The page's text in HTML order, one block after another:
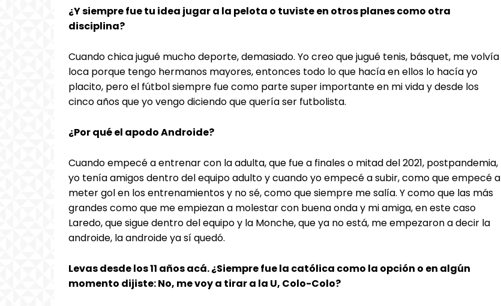
¿Y siempre fue tu idea jugar a la pelota o tuviste en otros planes como otra
disciplina?
Cuando chica jugué mucho deporte, demasiado. Yo creo que jugué tenis, básquet, me volvía
loca porque tengo hermanos mayores, entonces todo lo que hacía en ellos lo hacía yo
placito, pero el fútbol siempre fue como parte super importante en mi vida y desde los
cinco años que yo vengo diciendo que quería ser futbolista.
¿Por qué el apodo Androide?
Cuando empecé a entrenar con la adulta, que fue a finales o mitad del 2021, postpandemia,
yo tenía amigos dentro del equipo adulto y cuando yo empecé a subir, como que empecé a
meter gol en los entrenamientos y no sé, como que siempre me salía. Y como que las más
grandes como que me empiezan a molestar con buena onda y mi amiga, en este caso
Laredo, que sigue dentro del equipo y la Monche, que ya no está, me empezaron a decir la
androide, la androide ya sí quedó.
Levas desde los 11 años acá. ¿Siempre fue la católica como la opción o en algún
momento dijiste: No, me voy a tirar a la U, Colo-Colo?